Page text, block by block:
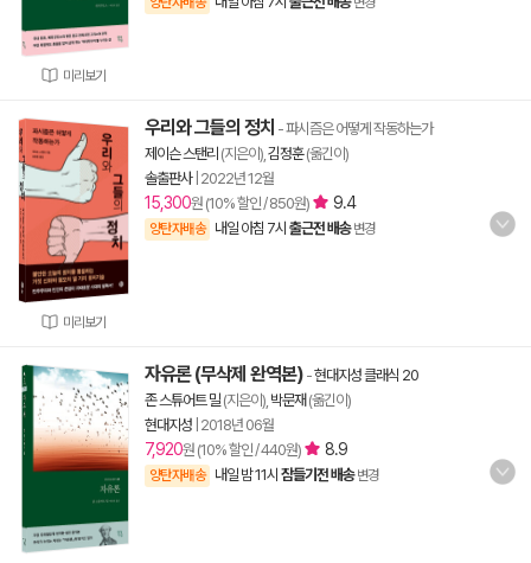
미리보기
미리보기
우리와 그들의 정치 - 파시즘은 어떻게 작동하는가
제이슨 스탠리 (지은이), 김정훈(옮긴이)
솔출판사| 2022년 12월
15,300원 (10% 할인 / 850원) 9.4
양탄자배송 내일 아침 7시 출근전 배송 변경
자유론 (무삭제 완역본) -현대지성 클래식 20
존 스튜어트 밀 (지은이), 박문재 (옮긴이)
현대지성 2018년 06월
7,920원 (10% 할인 / 440원) 8.9
양탄자배송 내일 밤 11시 잠들기전 배송 변경